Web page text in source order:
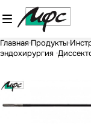
Главная Продукты
эндохирургия